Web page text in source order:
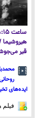
قیر
ایده‌های
فیلم